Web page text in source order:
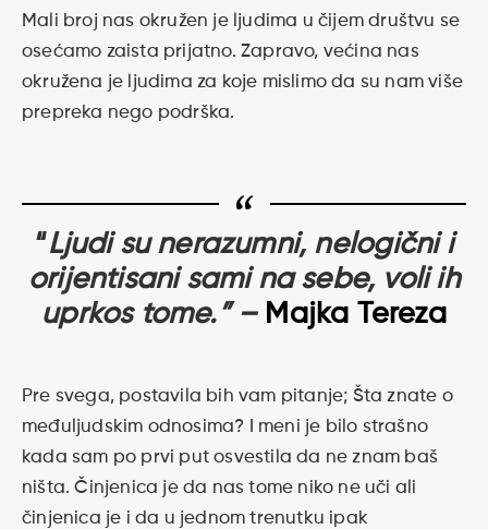
Mali broj nas okružen je ljudima u čijem društvu se
osećamo zaista prijatno. Zapravo, većina nas
okružena je ljudima za koje mislimo da su nam više
prepreka nego podrška.
“Ljudi su nerazumni, nelogični i
orijentisani sami na sebe, voli ih
uprkos tome.” – Majka Tereza
Pre svega, postavila bih vam pitanje; Šta znate o
međuljudskim odnosima? I meni je bilo strašno
kada sam po prvi put osvestila da ne znam baš
ništa. Činjenica je da nas tome niko ne uči ali
činjenica je i da u jednom trenutku ipak